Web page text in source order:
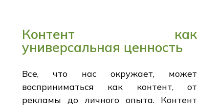
Контент как
универсальная ценность
Все, что нас окружает, может
восприниматься как контент, от
рекламы до личного опыта. Контент